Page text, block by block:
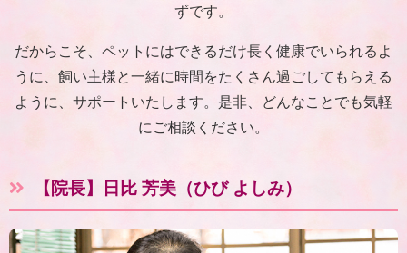
ずです。
だからこそ、ペットにはできるだけ長く健康でいられるよ
うに、飼い主様と一緒に時間をたくさん過ごしてもらえる
ように、サポートいたします。是非、どんなことでも気軽
にご相談ください。
【院長】日比 芳美（ひび よしみ）